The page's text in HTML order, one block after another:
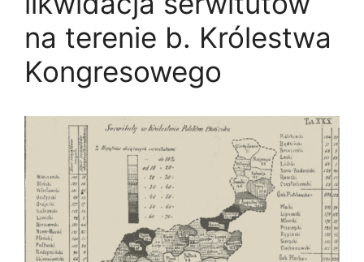
na terenie b. Królestwa
Kongresowego